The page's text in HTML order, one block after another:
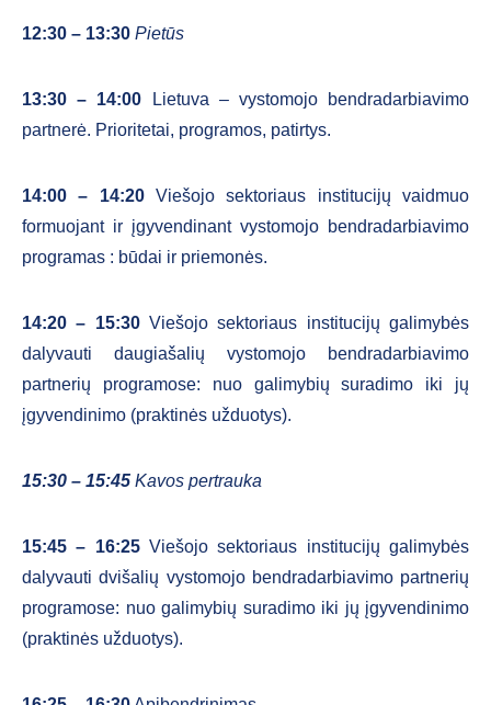
12:30 – 13:30 Pietūs
13:30 – 14:00 Lietuva – vystomojo bendradarbiavimo
partnerė. Prioritetai, programos, patirtys.
14:00 – 14:20Viešojo sektoriaus institucijų vaidmuo
formuojant ir įgyvendinant vystomojo bendradarbiavimo
programas : būdai ir priemonės.
14:20 – 15:30Viešojo sektoriaus institucijų galimybės
dalyvauti daugiašalių vystomojo bendradarbiavimo
partnerių programose: nuo galimybių suradimo iki jų
įgyvendinimo (praktinės užduotys).
15:30 – 15:45 Kavos pertrauka
15:45 – 16:25Viešojo sektoriaus institucijų galimybės
dalyvauti dvišalių vystomojo bendradarbiavimo partnerių
programose: nuo galimybių suradimo iki jų įgyvendinimo
(praktinės užduotys).